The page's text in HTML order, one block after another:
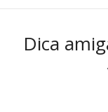
Dica